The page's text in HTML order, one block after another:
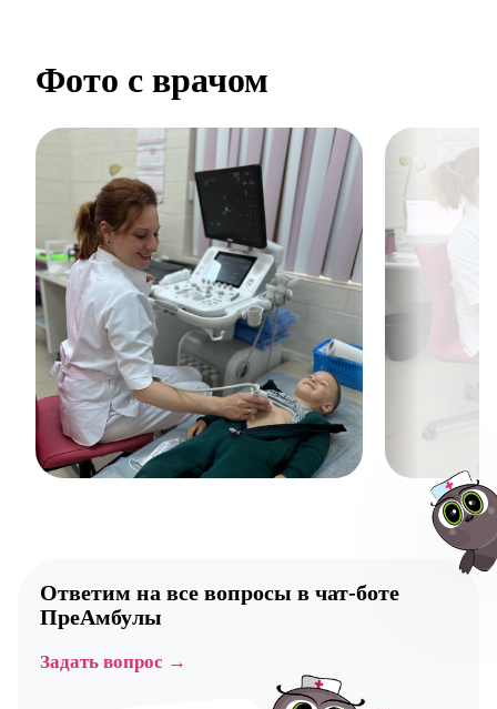
Фото с врачом
Ответим на все вопросы в чат-боте
ПреАмбулы
Задать вопрос →